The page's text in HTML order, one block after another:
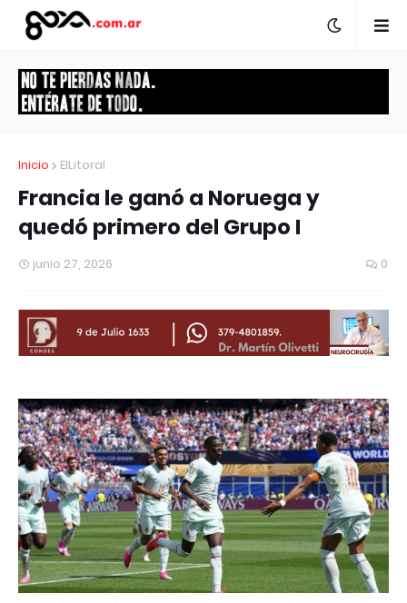
Inicio ElLitoral
Francia le ganó a Noruega y
quedó primero del Grupo I
junio 27, 2026 0